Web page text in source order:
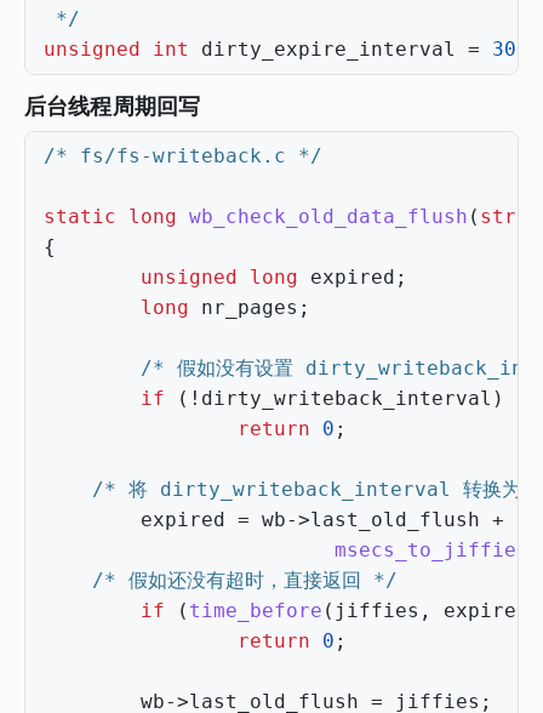
*/
unsigned
int dirty_expire_interval = 30
后台线程周期回写
/* fs/fs-writeback.c */
static long wb_check_old_data_flush (
{
unsigned
long expired ;
long
nr_pages ;
/* 假如没有设置
if
( ! dirty_writeback_interval )
return
0 ;
/* 将 dirty_writeback_interval 转换为
expired = wb->last_old_flush +
msecs_to_jiffies
/* 假如还没有超时，直接返回 */
if
( time_before ( jiffies , expired
return
0 ;
wb->last_old_flush = jiffies ;